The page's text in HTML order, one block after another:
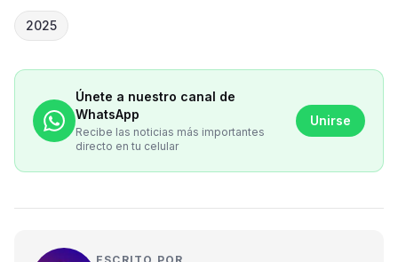
2025
Únete a nuestro canal de
WhatsApp
Recibe las noticias más importantes
directo en tu celular
Unirse